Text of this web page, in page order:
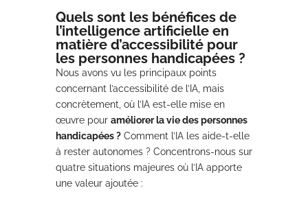
Quels sont les bénéfices de
l’intelligence artificielle en
matière d’accessibilité pour
les personnes handicapées ?
Nous avons vu les principaux points
concernant l’accessibilité de l’IA, mais
concrètement, où l’IA est-elle mise en
œuvre pour améliorer la vie des personnes
handicapées ?Comment l’IA les aide-t-elle
à rester autonomes ? Concentrons-nous sur
quatre situations majeures où l’IA apporte
une valeur ajoutée :